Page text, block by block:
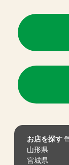
お店を探す
山形県
宮城県